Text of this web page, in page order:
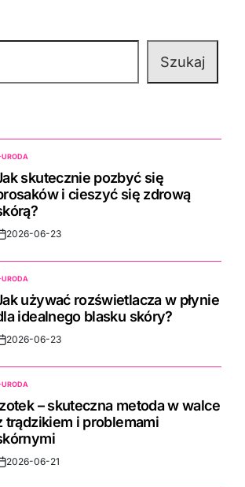
Szukaj
URODA
skutecznie pozbyć się
i cieszyć się zdrową
2026-06-23
URODA
używać rozświetlacza w płynie
idealnego blasku skóry?
2026-06-23
URODA
– skuteczna metoda w walce
trądzikiem i problemami
2026-06-21